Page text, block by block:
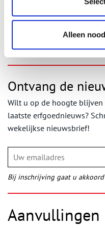
Alleen
Publicatiedatum: 26/01/
Ontvang de
Wilt u op de hoogte
laatste erfgoednieuws?
wekelijkse nieuwsbrief!
Bij inschrijving gaat u
Aanvullingen